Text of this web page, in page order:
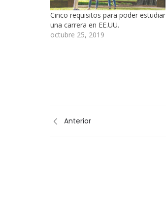
Cinco requisitos para poder estudiar
una carrera en EE.UU.
octubre 25, 2019
Anterior